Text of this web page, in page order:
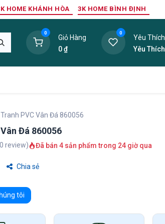
HOME KHÁNH HÒA 3K HOME BÌNH ĐỊNH
0
Giỏ Hàng
0₫
0
Yêu Thích
Yêu Thích
Tranh PVC Vân Đá 860056
Đá 860056
review) Đã bán 4 sản phẩm trong 24 giờ qua
Chia sẻ
tôi